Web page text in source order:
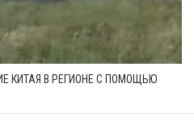
КИТАЯ В РЕГИОНЕ С ПОМОЩЬЮ